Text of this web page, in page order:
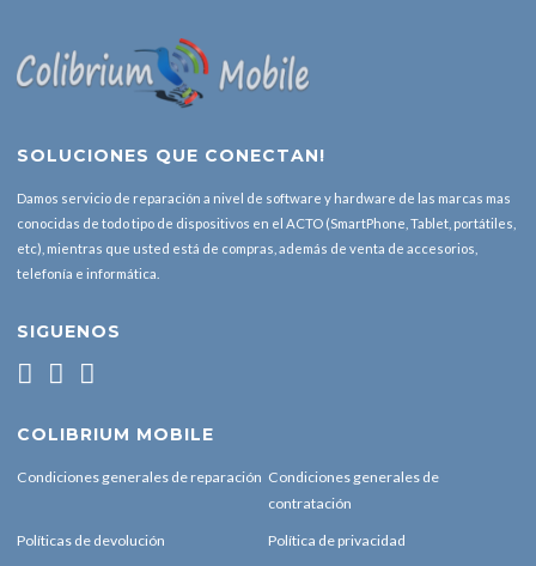
SOLUCIONES QUE CONECTAN!
Damos servicio de reparación a nivel de software y hardware de las marcas mas
conocidas de todo tipo de dispositivos en el ACTO (SmartPhone, Tablet, portátiles,
etc), mientras que usted está de compras, además de venta de accesorios,
telefonía e informática.
SIGUENOS
COLIBRIUM MOBILE
Condiciones generales de reparación Condiciones generales de
contratación
Políticas de devolución Política de privacidad